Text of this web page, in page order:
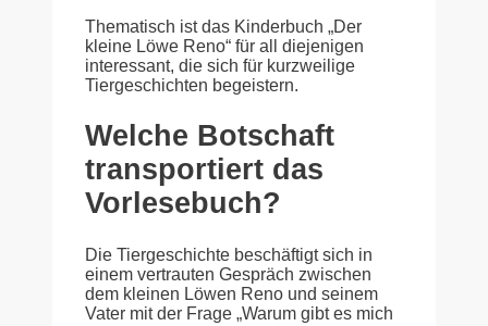
Thematisch ist das Kinderbuch „Der
kleine Löwe Reno“ für all diejenigen
interessant, die sich für kurzweilige
Tiergeschichten begeistern.
Welche Botschaft
transportiert das
Vorlesebuch?
Die Tiergeschichte beschäftigt sich in
einem vertrauten Gespräch zwischen
dem kleinen Löwen Reno und seinem
Vater mit der Frage „Warum gibt es mich